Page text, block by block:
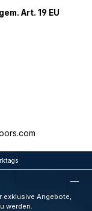
Art. 19 EU
Angebote,
werden.